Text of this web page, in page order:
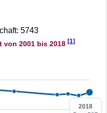
5743
von 2001 bis 2018 [1]
2018